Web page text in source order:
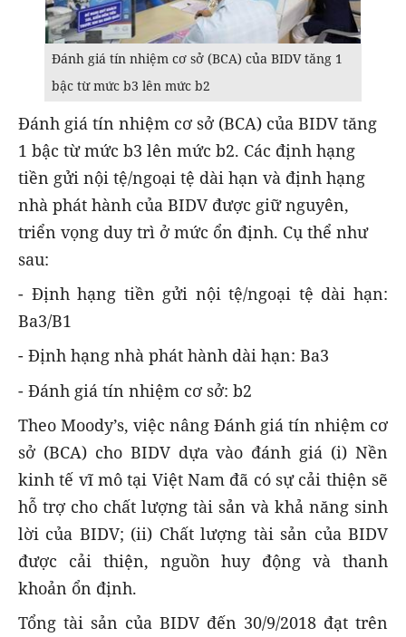
Đánh giá tín nhiệm cơ sở (BCA) của BIDV tăng 1
bậc từ mức b3 lên mức b2
Đánh giá tín nhiệm cơ sở (BCA) của BIDV tăng
1 bậc từ mức b3 lên mức b2. Các định hạng
tiền gửi nội tệ/ngoại tệ dài hạn và định hạng
nhà phát hành của BIDV được giữ nguyên,
triển vọng duy trì ở mức ổn định. Cụ thể như
sau:
- Định hạng tiền gửi nội tệ/ngoại tệ dài hạn:
Ba3/B1
- Định hạng nhà phát hành dài hạn: Ba3
- Đánh giá tín nhiệm cơ sở: b2
Theo Moody’s, việc nâng Đánh giá tín nhiệm cơ
sở (BCA) cho BIDV dựa vào đánh giá (i) Nền
kinh tế vĩ mô tại Việt Nam đã có sự cải thiện sẽ
hỗ trợ cho chất lượng tài sản và khả năng sinh
lời của BIDV; (ii) Chất lượng tài sản của BIDV
được cải thiện, nguồn huy động và thanh
khoản ổn định.
Tổng tài sản của BIDV đến 30/9/2018 đạt trên